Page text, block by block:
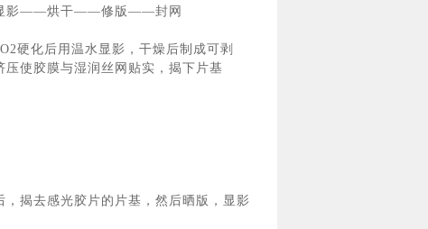
影——烘干——修版——封网
硬化后用温水显影，干燥后制成可剥
使胶膜与湿润丝网贴实，揭下片基
揭去感光胶片的片基，然后晒版，显影